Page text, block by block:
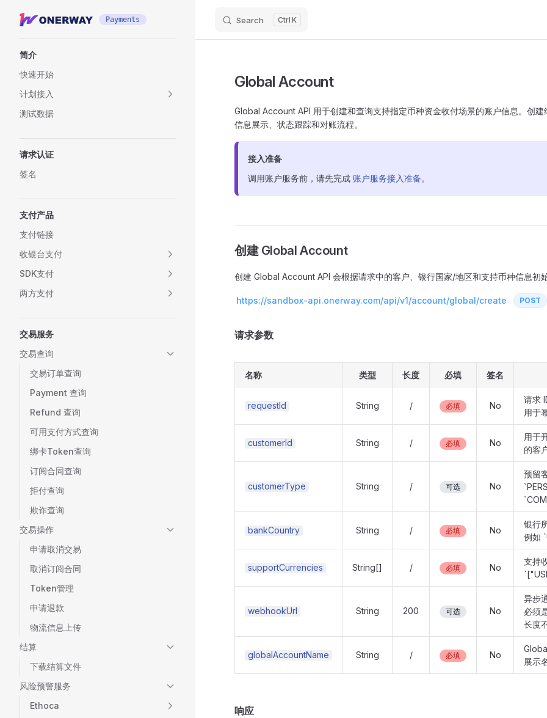
Skip to content Payments Search K
简介
快速开始
计划接入
测试数据
请求认证
签名
支付产品
支付链接
收银台支付
SDK支付
两方支付
交易服务
交易查询
交易订单查询
Payment 查询
Refund 查询
可用支付方式查询
绑卡Token查询
订阅合同查询
拒付查询
欺诈查询
交易操作
申请取消交易
取消订阅合同
Token管理
申请退款
物流信息上传
结算
下载结算文件
风险预警服务
Ethoca
Global Account
Global Account API 用于创建和查询支持指定币种资金收付场景的账户信息。创建
信息展示、状态跟踪和对账流程。
接入准备
调用账户服务前，请先完成 账户服务接入准备。
创建 Global Account
创建 Global Account API 会根据请求中的客户、银行国家/地区和支持币种信息初
https://sandbox-api.onerway.com/api/v1/account/global/create POST
请求参数
名称 类型 长度 必填 签名
requestId String / 必填 No
请求
用于
customerId String / 必填 No
用于
的客
customerType String / 可选 No
预留
bankCountry String / 必填 No
银行
例如
supportCurrencies String[] / 必填 No
支持
webhookUrl String 200 可选 No
异步
必须
长度
globalAccountName String / 必填 No
展示
响应